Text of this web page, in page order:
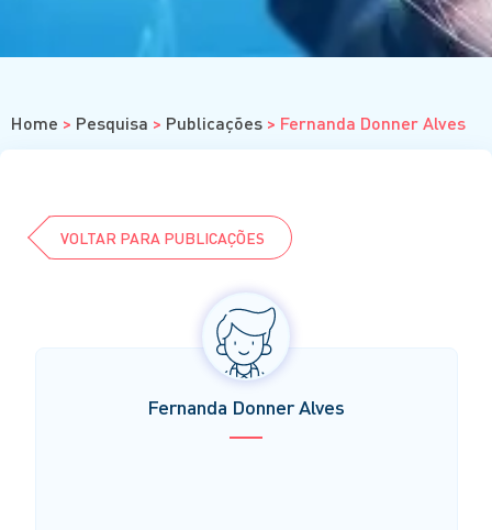
Home > Pesquisa > Publicações > Fernanda Donner Alves
VOLTAR PARA PUBLICAÇÕES
Fernanda Donner Alves